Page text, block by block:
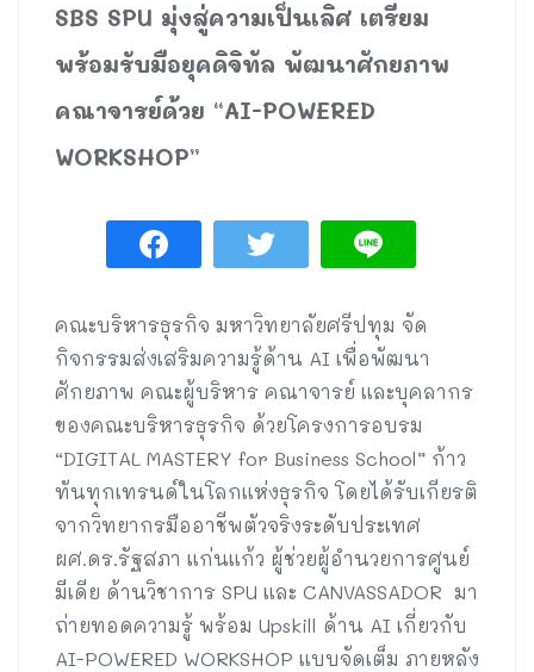
SBS SPU มุ่งสู่ความเป็นเลิศ เตรียม
พร้อมรับมือยุคดิจิทัล พัฒนาศักยภาพ
คณาจารย์ด้วย “AI-POWERED
WORKSHOP”
คณะบริหารธุรกิจ มหาวิทยาลัยศรีปทุม จัด
กิจกรรมส่งเสริมความรู้ด้าน AI เพื่อพัฒนา
ศักยภาพ คณะผู้บริหาร คณาจารย์ และบุคลากร
ของคณะบริหารธุรกิจ ด้วยโครงการอบรม
“DIGITAL MASTERY for Business School” ก้าว
ทันทุกเทรนด์ในโลกแห่งธุรกิจ โดยได้รับเกียรติ
จากวิทยากรมืออาชีพตัวจริงระดับประเทศ
ผศ.ดร.รัฐสภา แก่นแก้ว ผู้ช่วยผู้อำนวยการศูนย์
มีเดีย ด้านวิชาการ SPU และ CANVASSADOR มา
ถ่ายทอดความรู้ พร้อม Upskill ด้าน AI เกี่ยวกับ
AI-POWERED WORKSHOP แบบจัดเต็ม ภายหลัง